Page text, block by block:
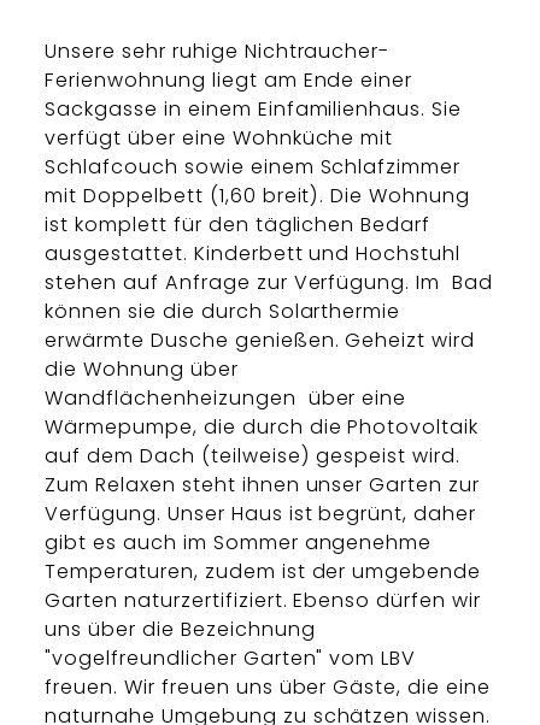
Unsere sehr ruhige Nichtraucher-
Ferienwohnung liegt am Ende einer
Sackgasse in einem Einfamilienhaus. Sie
verfügt über eine Wohnküche mit
Schlafcouch sowie einem Schlafzimmer
mit Doppelbett (1,60 breit). Die Wohnung
ist komplett für den täglichen Bedarf
ausgestattet. Kinderbett und Hochstuhl
stehen auf Anfrage zur Verfügung. Im Bad
können sie die durch Solarthermie
erwärmte Dusche genießen. Geheizt wird
die Wohnung über
Wandflächenheizungen über eine
Wärmepumpe, die durch die Photovoltaik
auf dem Dach (teilweise) gespeist wird.
Zum Relaxen steht ihnen unser Garten zur
Verfügung. Unser Haus ist begrünt, daher
gibt es auch im Sommer angenehme
Temperaturen, zudem ist der umgebende
Garten naturzertifiziert. Ebenso dürfen wir
uns über die Bezeichnung
"vogelfreundlicher Garten" vom LBV
freuen. Wir freuen uns über Gäste, die eine
naturnahe Umgebung zu schätzen wissen.